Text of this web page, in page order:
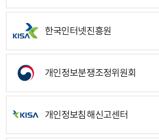
한국인터넷진흥원
개인정보분쟁조정위원회
개인정보침해신고센터